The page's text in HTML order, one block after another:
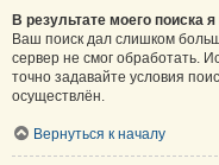
В результате моего поиска
Ваш поиск дал слишком
сервер не смог обработать.
точно задавайте условия
осуществлён.
Вернуться к началу